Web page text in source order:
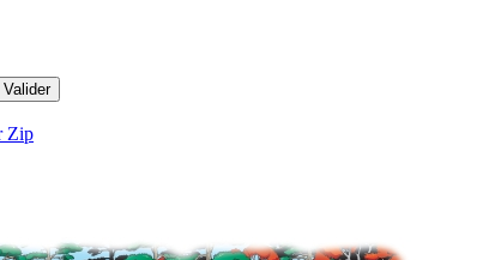
Valider